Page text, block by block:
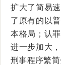
扩大了简易
了原有的以
本格局；认
进一步加大
刑事程序繁简